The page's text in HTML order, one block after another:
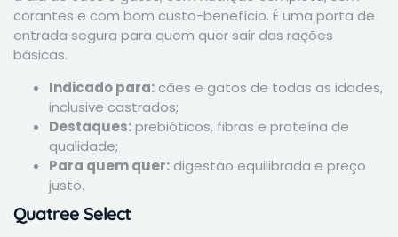
corantes e com bom custo-benefício. É uma porta de
entrada segura para quem quer sair das rações
básicas.
Indicado para: cães e gatos de todas as idades,
inclusive castrados;
Destaques:prebióticos, fibras e proteína de
qualidade;
Para quem quer: digestão equilibrada e preço
justo.
Quatree Select